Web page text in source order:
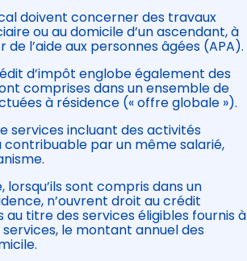
doivent concerner des travaux
ou au domicile d’un ascendant, à
l’aide aux personnes âgées (APA).
d’impôt englobe également des
comprises dans un ensemble de
à résidence (« offre globale »).
services incluant des activités
contribuable par un même salarié,
lorsqu’ils sont compris dans un
n’ouvrent droit au crédit
titre des services éligibles fournis à
le montant annuel des